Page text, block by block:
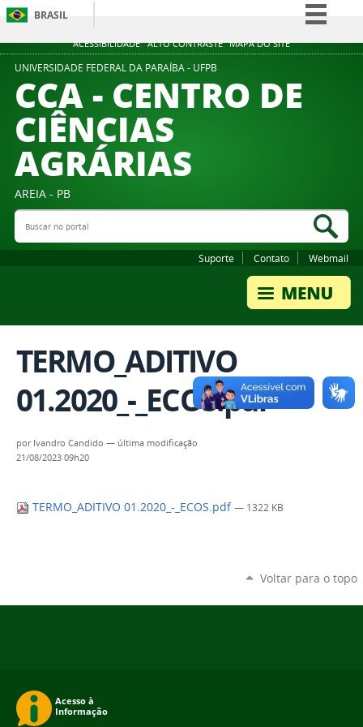
ACESSIBILIDADE ALTO CONTRASTE MAPA DO SITE
BRASIL
Simplifique!
Participe
UNIVERSIDADE FEDERAL DA PARAÍBA - UFPB
CCA - CENTRO DE
CIÊNCIAS
AGRÁRIAS
AREIA - PB
Buscar no portal
Suporte Contato Webmail
TERMO_ADITIVO
01.2020_-_ECOS.pdf
por Ivandro Candido — última modificação
21/08/2023 09h20
TERMO_ADITIVO 01.2020_-_ECOS.pdf — 1322 KB
Voltar para o topo